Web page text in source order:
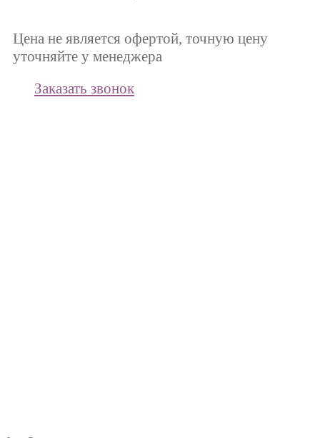
Цена не является офертой, точную цену
уточняйте у менеджера
Заказать звонок